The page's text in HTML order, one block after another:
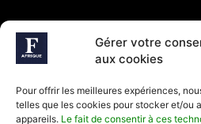
Gérer votre
aux cookies
Pour offrir les meilleures expériences,
telles que les cookies pour stocker et/ou
appareils. Le fait de consentir à ces
JOINDRE L'ÉQUIPE
Rédaction
Développement commercial